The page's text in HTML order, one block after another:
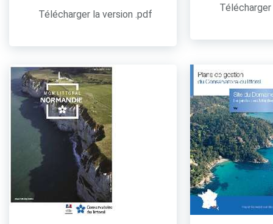
Télécharger la version .pdf